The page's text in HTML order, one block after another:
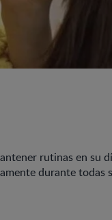
rutinas en su
durante todas